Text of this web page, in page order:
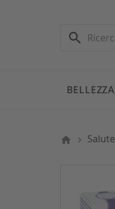
BELLEZZA
Salute